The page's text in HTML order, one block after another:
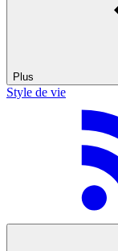
Plus
Style de vie